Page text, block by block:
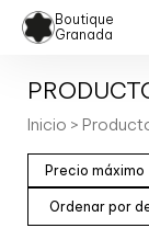
Boutique
Granada
Inicio >